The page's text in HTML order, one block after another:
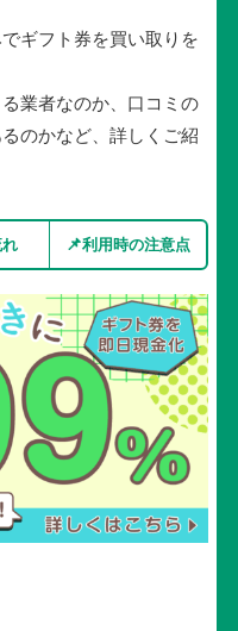
ギフト券を買い取りを
業者なのか、口コミの
のかなど、詳しくご紹
📌利用時の注意点